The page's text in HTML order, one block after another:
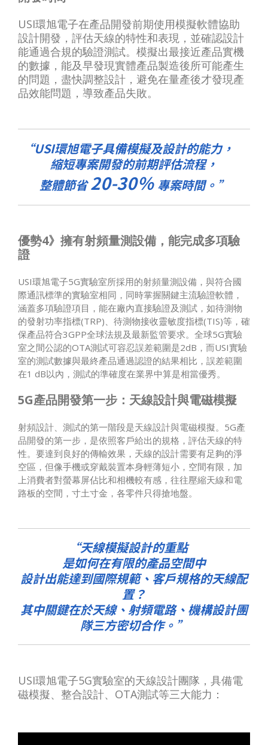
USI環旭電子在產品開發前期使用模擬軟體協助
設計開發，評估天線的特性和表現，並確認設計
能通過合規的驗證測試。模擬出最接近產品實機
的數據，能及早發現實體產品製造後所可能產生
的問題，盡快調整設計，避免在量產後才發現產
品效能問題，導致產品失敗。
USI環旭電子具備模擬及設計的能力，
縮短專案開發的前期評估流程，
整體節省20-30％ 專案時間。
優勢4》擁有射頻量測設備，能完成多項驗
證
USI環旭電子5G實驗室所採用的射頻量測設備，與符合國
際通訊標準的實驗室相同，同時掌握關鍵主流驗證軟體，
涵蓋多項驗證項目，能在廠內直接驗證及測試，如待測物
的發射功率指標(TRP)、待測物接收靈敏度指標(TIS)等，確
保產品符合3GPP全球法規及最新監管要求。全球5G實驗
室之間公認的OTA測試可容忍誤差範圍是2dB，而USI實驗
室的測試數據與最終產品通過認證的結果相比，誤差範圍
在1 dB以內，測試的準確度在業界中算是相當優秀。
5G產品開發第一步：天線設計與電磁模擬
射頻設計、測試的第一階段是天線設計與電磁模擬。5G產
品開發的第一步，是依照客戶給出的規格，評估天線的特
性。要達到良好的傳輸效果，天線的設計需要有足夠的淨
空區，但像手機或穿戴裝置本身輕薄短小，空間有限，加
上消費者對螢幕屏佔比和相機較有感，往往壓縮天線和電
路板的空間，寸土寸金，各零件只得搶地盤。
天線模擬設計的重點
是如何在有限的產品空間中
設計出能達到國際規範、客戶規格的天線配
置？
其中關鍵在於天線、射頻電路、機構設計團
隊三方密切合作。
USI環旭電子5G實驗室的天線設計團隊，具備電
磁模擬、整合設計、OTA測試等三大能力：